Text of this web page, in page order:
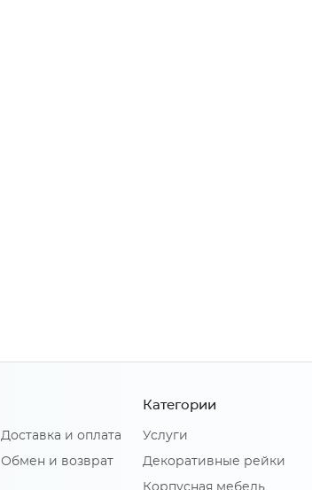
Доставка и оплата
Обмен и возврат
Категории
Услуги
Декоративные рейки
Корпусная мебель